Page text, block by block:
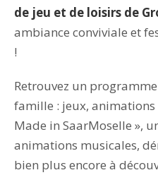
de jeu et de loisirs de
ambiance conviviale et
!
Retrouvez un
famille : jeux,
Made in SaarMoselle »,
animations musicales,
bien plus encore à